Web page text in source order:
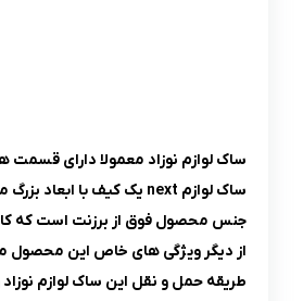
ساک لوازم نوزاد معمولا دارای
ساک لوازم next یک کیف با ابعاد بزرگ می باشد که گزینه بسیار مناسبی برای قرار دادن لوازم گوناگون نوزاد به شمار می رود.
جنس محصول فوق از برزنت است که
از دیگر ویژگی های خاص این محصول می
طریقه حمل و نقل این ساک لوازم